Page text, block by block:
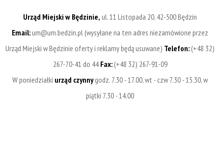
Urząd Miejski w Będzinie, ul. 11 Listopada 20, 42-500 Będzin
Email:um@um.bedzin.pl (wysyłane na ten adres niezamówione przez
Urząd Miejski w Będzinie oferty i reklamy będą usuwane) Telefon:(+48 32)
267-70-41 do 44Fax:(+48 32) 267-91-09
W poniedziałki urząd czynnygodz. 7.30 - 17.00, wt - czw 7.30 - 15.30, w
piątki 7.30 - 14.00